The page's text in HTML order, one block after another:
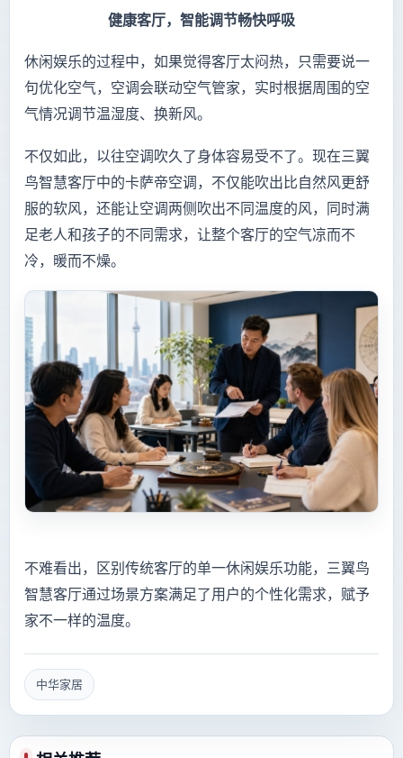
健康客厅，智能调节畅快呼吸
休闲娱乐的过程中，如果觉得客厅太闷热，只需要说一
句优化空气，空调会联动空气管家，实时根据周围的空
气情况调节温湿度、换新风。
不仅如此，以往空调吹久了身体容易受不了。现在三翼
鸟智慧客厅中的卡萨帝空调，不仅能吹出比自然风更舒
服的软风，还能让空调两侧吹出不同温度的风，同时满
足老人和孩子的不同需求，让整个客厅的空气凉而不
冷，暖而不燥。
不难看出，区别传统客厅的单一休闲娱乐功能，三翼鸟
智慧客厅通过场景方案满足了用户的个性化需求，赋予
家不一样的温度。
中华家居